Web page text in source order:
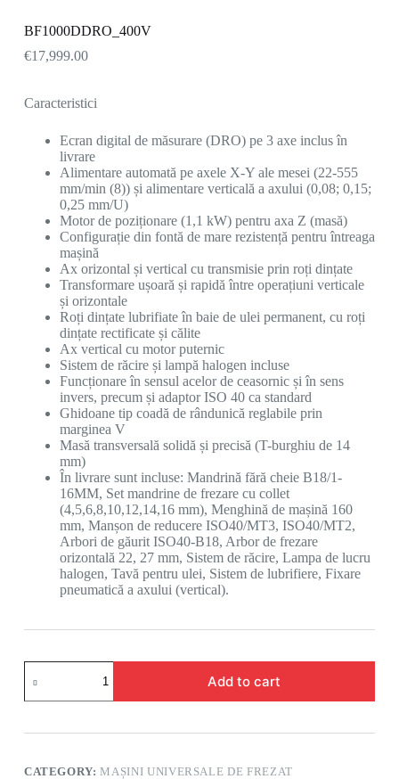
BF1000DDRO_400V
€17,999.00
Caracteristici
Ecran digital de măsurare (DRO) pe 3 axe inclus în
livrare
Alimentare automată pe axele X-Y ale mesei (22-555
mm/min (8)) și alimentare verticală a axului (0,08; 0,15;
0,25 mm/U)
Motor de poziționare (1,1 kW) pentru axa Z (masă)
Configurație din fontă de mare rezistență pentru întreaga
mașină
Ax orizontal și vertical cu transmisie prin roți dințate
Transformare ușoară și rapidă între operațiuni verticale
și orizontale
Roți dințate lubrifiate în baie de ulei permanent, cu roți
dințate rectificate și călite
Ax vertical cu motor puternic
Sistem de răcire și lampă halogen incluse
Funcționare în sensul acelor de ceasornic și în sens
invers, precum și adaptor ISO 40 ca standard
Ghidoane tip coadă de rândunică reglabile prin
marginea V
Masă transversală solidă și precisă (T-burghiu de 14
mm)
În livrare sunt incluse: Mandrină fără cheie B18/1-
16MM, Set mandrine de frezare cu collet
(4,5,6,8,10,12,14,16 mm), Menghină de mașină 160
mm, Manșon de reducere ISO40/MT3, ISO40/MT2,
Arbori de găurit ISO40-B18, Arbor de frezare
orizontală 22, 27 mm, Sistem de răcire, Lampa de lucru
halogen, Tavă pentru ulei, Sistem de lubrifiere, Fixare
pneumatică a axului (vertical).
Add to cart
CATEGORY:MAȘINI UNIVERSALE DE FREZAT